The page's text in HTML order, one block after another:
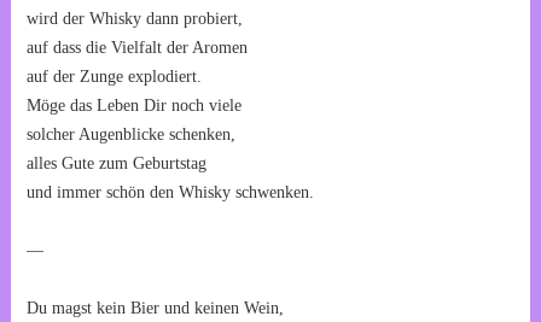
wird der Whisky dann probiert,
auf dass die Vielfalt der Aromen
auf der Zunge explodiert.
Möge das Leben Dir noch viele
solcher Augenblicke schenken,
alles Gute zum Geburtstag
und immer schön den Whisky schwenken.
—
Du magst kein Bier und keinen Wein,